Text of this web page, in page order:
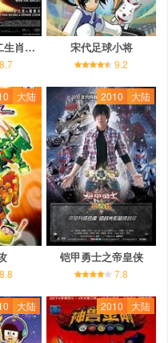
生肖传奇之十二生肖总动员
8.7
宋代足球小将
9.2
大陆
8.8
2010 大陆
铠甲勇士之帝皇侠
7.8
大陆 2010 大陆